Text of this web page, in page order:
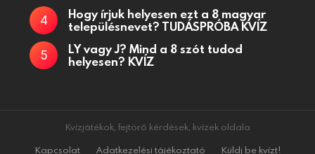
Hogy írjuk helyesen ezt a 8 magyar
településnevet? TUDÁSPRÓBA KVÍZ
LY vagy J? Mind a 8 szót tudod
helyesen? KVÍZ
Kvízjátékok, fejtörő kérdések, kvízek oldala
Kapcsolat
Adatkezelési tájékoztató Küldj be kvízt!